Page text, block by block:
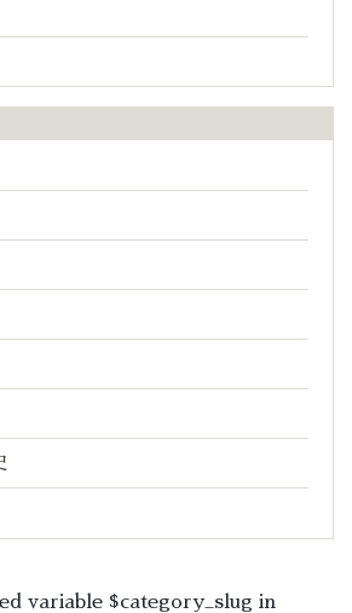
variable $category_slug in